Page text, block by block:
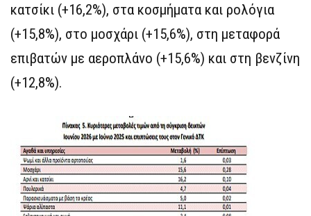
κατσίκι (+16,2%), στα κοσμήματα και ρολόγια
(+15,8%), στο μοσχάρι (+15,6%), στη μεταφορά
επιβατών με αεροπλάνο (+15,6%) και στη βενζίνη
(+12,8%).